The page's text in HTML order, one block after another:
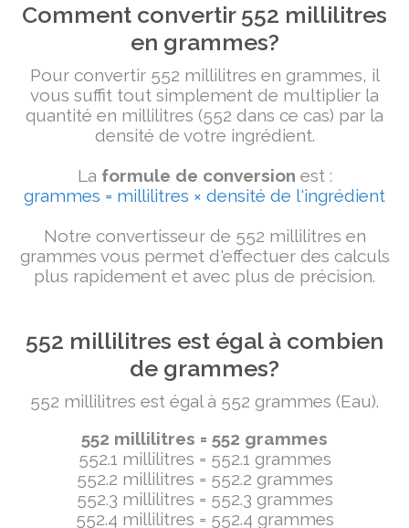
Comment convertir 552 millilitres
en grammes?
Pour convertir 552 millilitres en grammes, il
vous suffit tout simplement de multiplier la
quantité en millilitres (552 dans ce cas) par la
densité de votre ingrédient.
La formule de conversion est :
grammes = millilitres × densité de l'ingrédient
Notre convertisseur de 552 millilitres en
grammes vous permet d'effectuer des calculs
plus rapidement et avec plus de précision.
552 millilitres est égal à combien
de grammes?
552 millilitres est égal à 552 grammes (Eau).
552 millilitres = 552 grammes
552.1 millilitres = 552.1 grammes
552.2 millilitres = 552.2 grammes
552.3 millilitres = 552.3 grammes
552.4 millilitres = 552.4 grammes